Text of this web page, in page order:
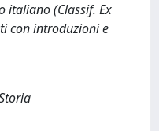
italiano (Classif. Ex
con introduzioni e